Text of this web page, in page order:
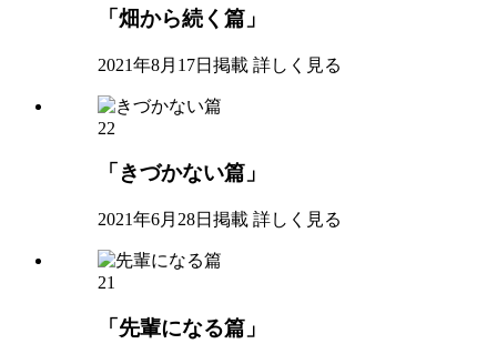
「畑から続く篇」
2021年8月17日掲載 詳しく見る
22
「きづかない篇」
2021年6月28日掲載 詳しく見る
21
「先輩になる篇」